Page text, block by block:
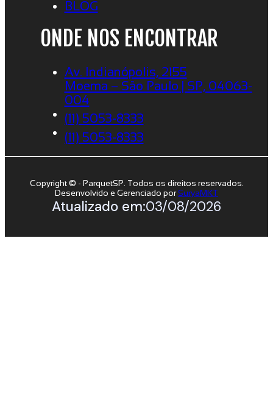
BLOG
ONDE NOS ENCONTRAR
Av. Indianópolis, 2155
Moema – São Paulo | SP, 04063-
004
(11) 5053-8333
(11) 5053-8333
Copyright © - ParquetSP. Todos os direitos reservados.
Desenvolvido e Gerenciado porSuryaMKT
Atualizado em:03/08/2026